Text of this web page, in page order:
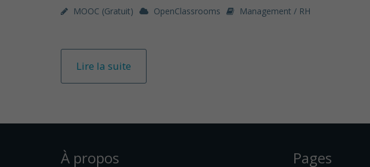
MOOC (gratuit) OpenClassrooms Management / RH
Lire la suite
À propos Pages